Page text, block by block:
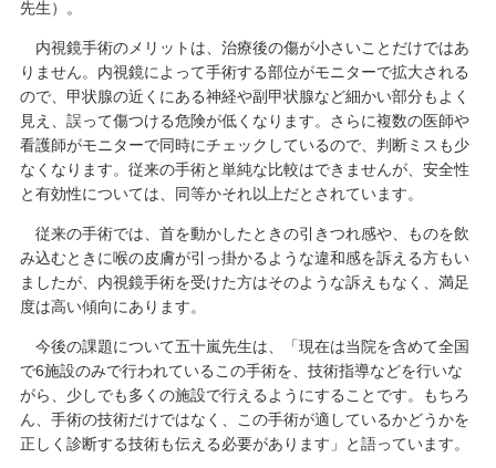
先生）。
内視鏡手術のメリットは、治療後の傷が小さいことだけではあ
りません。内視鏡によって手術する部位がモニターで拡大される
ので、甲状腺の近くにある神経や副甲状腺など細かい部分もよく
見え、誤って傷つける危険が低くなります。さらに複数の医師や
看護師がモニターで同時にチェックしているので、判断ミスも少
なくなります。従来の手術と単純な比較はできませんが、安全性
と有効性については、同等かそれ以上だとされています。
従来の手術では、首を動かしたときの引きつれ感や、ものを飲
み込むときに喉の皮膚が引っ掛かるような違和感を訴える方もい
ましたが、内視鏡手術を受けた方はそのような訴えもなく、満足
度は高い傾向にあります。
今後の課題について五十嵐先生は、「現在は当院を含めて全国
で6施設のみで行われているこの手術を、技術指導などを行いな
がら、少しでも多くの施設で行えるようにすることです。もちろ
ん、手術の技術だけではなく、この手術が適しているかどうかを
正しく診断する技術も伝える必要があります」と語っています。